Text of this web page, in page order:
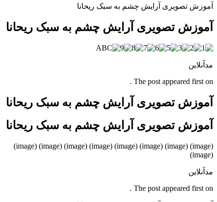
آموزش تصویری آرایش چشم به سبک ریحانا
آموزش تصویری آرایش چشم به سبک ریحانا
مدآنلاین
The post appeared first on .
آموزش تصویری آرایش چشم به سبک ریحانا
آموزش تصویری آرایش چشم به سبک ریحانا
(image) (image) (image) (image) (image) (image) (image) (image)
(image)
مدآنلاین
The post appeared first on .